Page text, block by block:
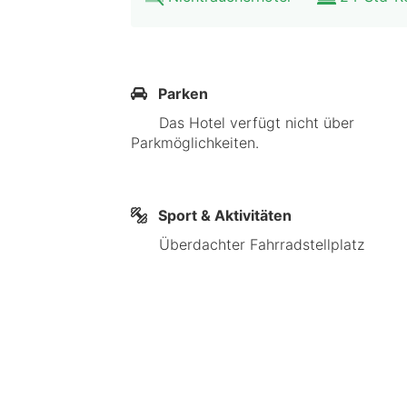
Mörike-Weg. Dieses Hotel ist 12,9
Hammetweil entfernt.
Im Stadtzentrum
Parken
Parkmöglichkeiten.
Sport & Aktivitäten
Überdachter Fahrradstellplatz